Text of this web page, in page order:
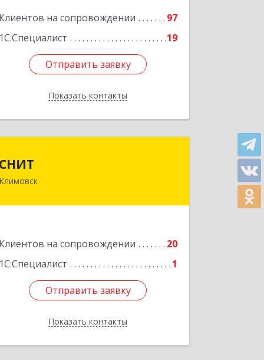
Клиентов на сопровождении
97
1С:Специалист
19
Отправить заявку
Показать контакты
Отправить заявку
Назад
СНИТ
Климовск
Клиентов на сопровождении
20
1С:Специалист
1
Отправить заявку
Показать контакты
142180, Московская обл, Климовск г,
Отправить заявку
Назад